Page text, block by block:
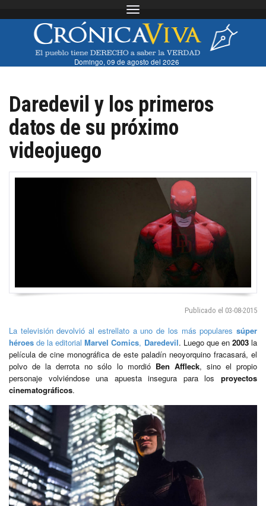
Toggle navigation
Domingo, 09 de agosto del 2026
Daredevil y los primeros
datos de su próximo
videojuego
Publicado el 03-08-2015
La televisión devolvió al estrellato a uno de los más populares súper
héroes de la editorialMarvel Comics, Daredevil. Luego que en 2003la
película de cine monográfica de este paladín neoyorquino fracasará, el
polvo de la derrota no sólo lo mordió Ben Affleck, sino el propio
personaje volviéndose una apuesta insegura para los proyectos
cinematográficos.